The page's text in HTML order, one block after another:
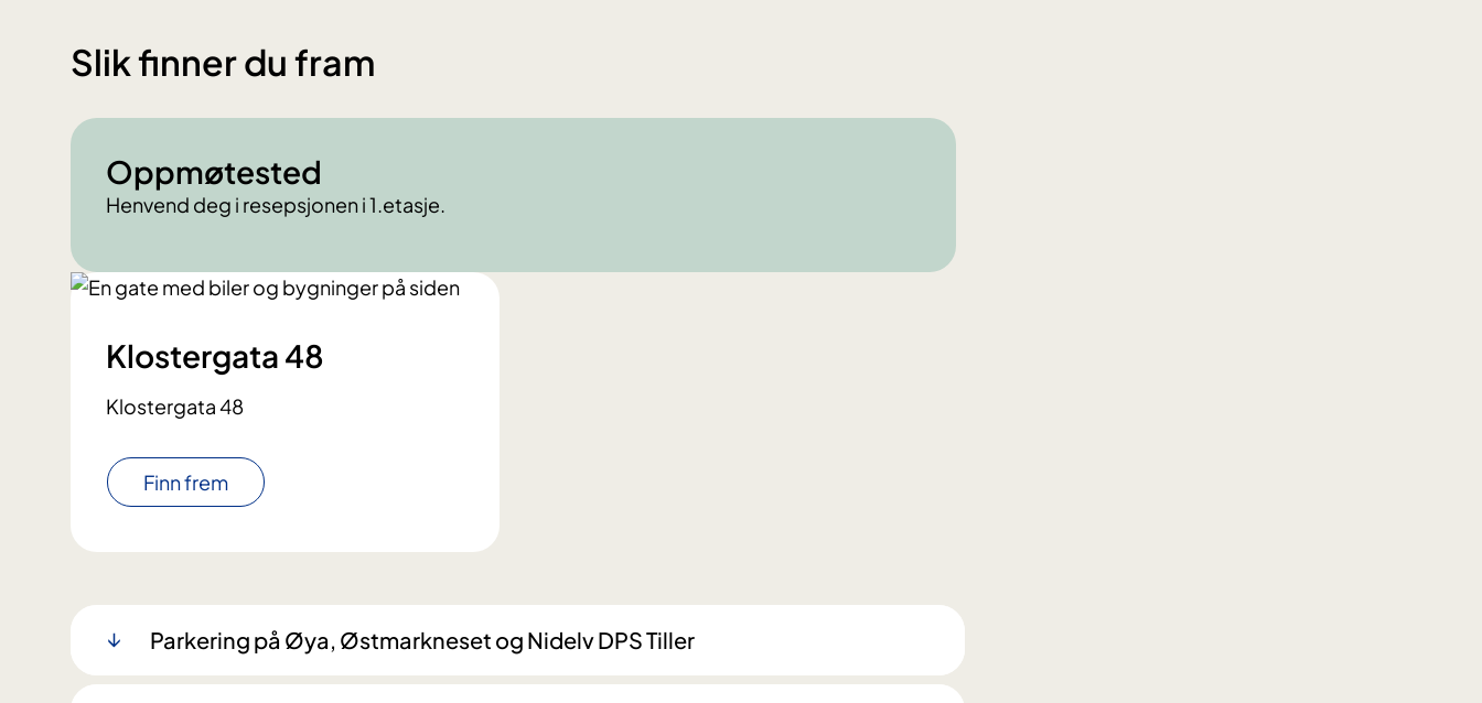
Slik finner du fram
Oppmøtested
Henvend deg i resepsjonen i 1.etasje.
Klostergata 48
Klostergata 48
Finn frem
Parkering på Øya, Østmarkneset og Nidelv DPS Tiller